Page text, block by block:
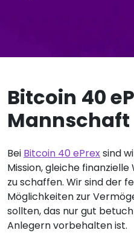
Bitcoin 40
Mannschaft
Bei Bitcoin 40 ePrexsind
Mission, gleiche
zu schaffen. Wir sind der
Möglichkeiten zur
sollten, das nur gut
Anlegern vorbehalten ist.